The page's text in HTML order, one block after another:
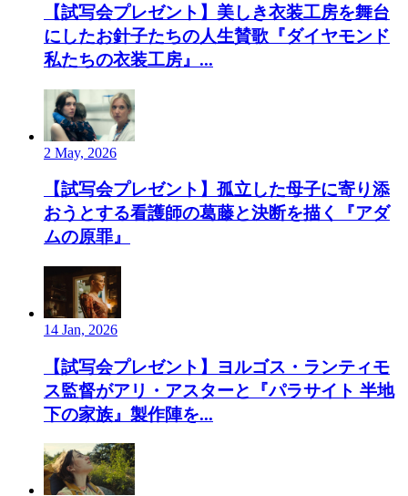
【試写会プレゼント】美しき衣装工房を舞台
にしたお針子たちの人生賛歌『ダイヤモンド
私たちの衣装工房』...
2 May, 2026
【試写会プレゼント】孤立した母子に寄り添
おうとする看護師の葛藤と決断を描く『アダ
ムの原罪』
14 Jan, 2026
【試写会プレゼント】ヨルゴス・ランティモ
ス監督がアリ・アスターと『パラサイト 半地
下の家族』製作陣を...